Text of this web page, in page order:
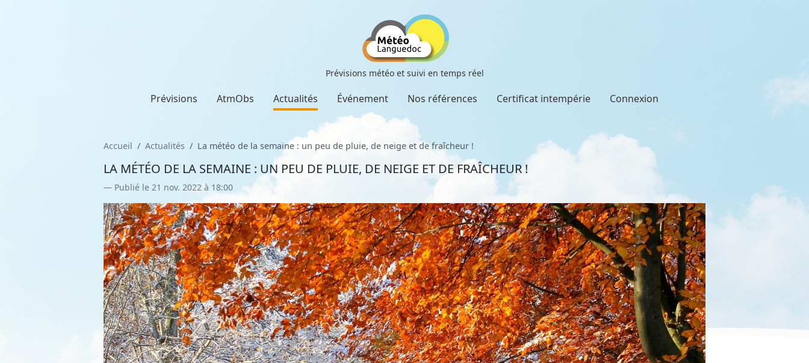
Prévisions météo et suivi en temps réel
Prévisions AtmObs Actualités Événement Nos références Certificat intempérie Connexion
Accueil Actualités La météo de la semaine : un peu de pluie, de neige et de fraîcheur !
LA MÉTÉO DE LA SEMAINE : UN PEU DE PLUIE, DE NEIGE ET DE FRAÎCHEUR !
Publié le 21 nov. 2022 à 18:00